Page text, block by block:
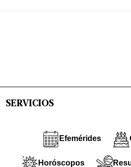
SERVICIOS
Efemérides
Horóscopos